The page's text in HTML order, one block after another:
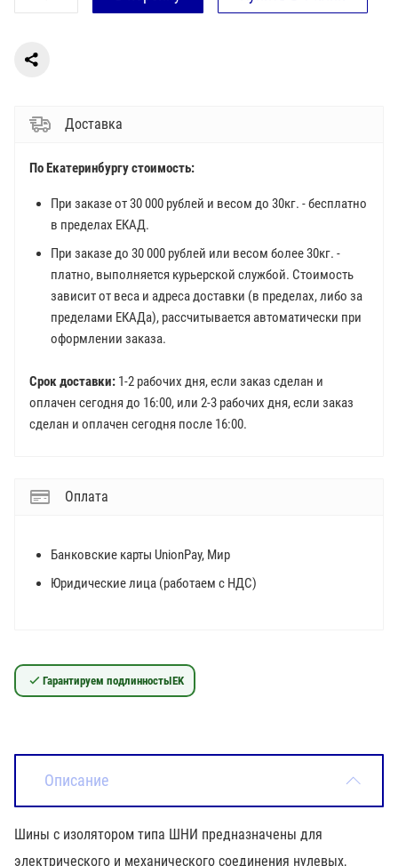
Доставка
По Екатеринбургу стоимость:
При заказе от 30 000 рублей и весом до 30кг. - бесплатно
в пределах ЕКАД.
При заказе до 30 000 рублей или весом более 30кг. -
платно, выполняется курьерской службой. Стоимость
зависит от веса и адреса доставки (в пределах, либо за
пределами ЕКАДа), рассчитывается автоматически при
оформлении заказа.
Срок доставки: 1-2 рабочих дня, если заказ сделан и
оплачен сегодня до 16:00, или 2-3 рабочих дня, если заказ
сделан и оплачен сегодня после 16:00.
Оплата
Банковские карты UnionPay, Мир
Юридические лица (работаем с НДС)
Гарантируем подлинностьIEK
Описание
Шины с изолятором типа ШНИ предназначены для
электрического и механического соединения нулевых,